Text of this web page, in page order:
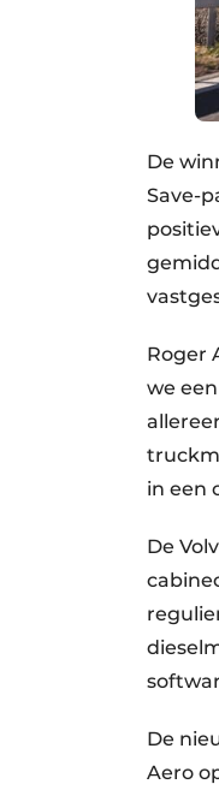
De
Save-
Roger
we
in een
De
De
Aero